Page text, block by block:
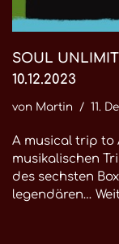
SOUL
10.12.2023
von Martin 11.
A musical trip to
musikalischen
des sechsten
legendären…